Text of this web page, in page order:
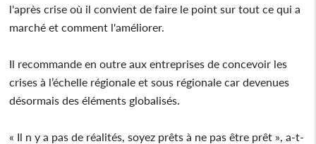
l'après crise où il convient de faire le point sur tout ce qui a
marché et comment l'améliorer.
Il recommande en outre aux entreprises de concevoir les
crises à l’échelle régionale et sous régionale car devenues
désormais des éléments globalisés.
« Il n y a pas de réalités, soyez prêts à ne pas être prêt », a-t-